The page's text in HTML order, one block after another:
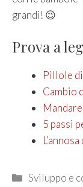
grandi! 😉
Prova a
Pillole
Cambio
5 passi
Categories
Sviluppo e